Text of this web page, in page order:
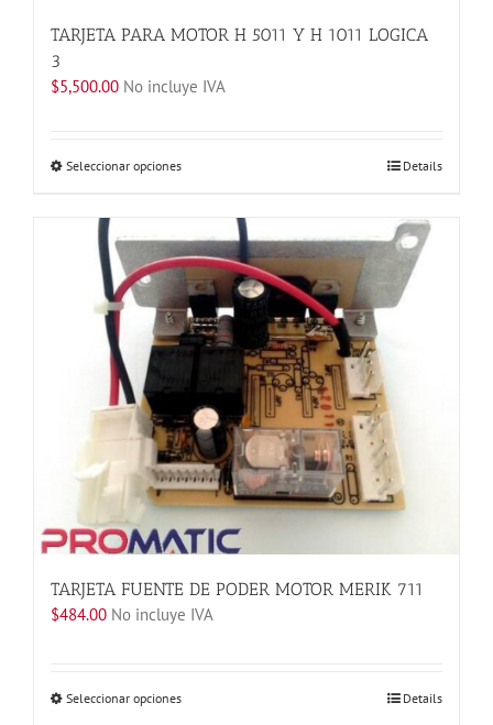
producto
TARJETA PARA MOTOR H 5011 Y H 1011 LOGICA
3
$5,500.00 No incluye IVA
Seleccionar opcionesEste
múltiples
variantes.
Las
opciones
se
pueden
elegir
en
la
página
de
producto
Details
TARJETA FUENTE DE PODER MOTOR MERIK 711
$484.00 No incluye IVA
Seleccionar opcionesEste
Details